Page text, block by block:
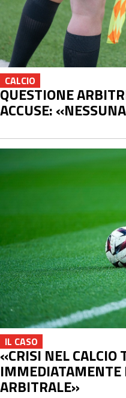
CALCIO
QUESTIONE
ACCUSE:
IL CASO
«CRISI NEL CALCIO
IMMEDIATAMENTE
ARBITRALE»